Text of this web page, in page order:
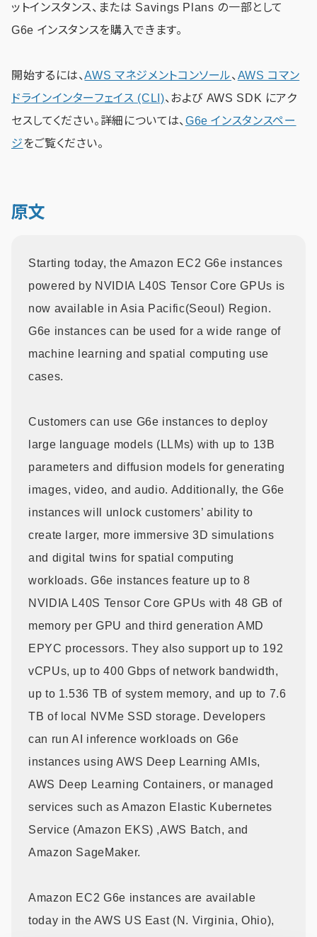
ットインスタンス、または Savings Plans の一部として
G6e インスタンスを購入できます。
開始するには、AWS マネジメントコンソール、 AWS コマン
ドラインインターフェイス (CLI)、および AWS SDK にアク
セスしてください。詳細については、 G6e インスタンスペー
ジをご覧ください。
原文
Starting today, the Amazon EC2 G6e instances
powered by NVIDIA L40S Tensor Core GPUs is
now available in Asia Pacific(Seoul) Region.
G6e instances can be used for a wide range of
machine learning and spatial computing use
cases.
Customers can use G6e instances to deploy
large language models (LLMs) with up to 13B
parameters and diffusion models for generating
images, video, and audio. Additionally, the G6e
instances will unlock customers’ ability to
create larger, more immersive 3D simulations
and digital twins for spatial computing
workloads. G6e instances feature up to 8
NVIDIA L40S Tensor Core GPUs with 48 GB of
memory per GPU and third generation AMD
EPYC processors. They also support up to 192
vCPUs, up to 400 Gbps of network bandwidth,
up to 1.536 TB of system memory, and up to 7.6
TB of local NVMe SSD storage. Developers
can run AI inference workloads on G6e
instances using AWS Deep Learning AMIs,
AWS Deep Learning Containers, or managed
services such as Amazon Elastic Kubernetes
Service (Amazon EKS) ,AWS Batch, and
Amazon SageMaker.
Amazon EC2 G6e instances are available
today in the AWS US East (N. Virginia, Ohio),